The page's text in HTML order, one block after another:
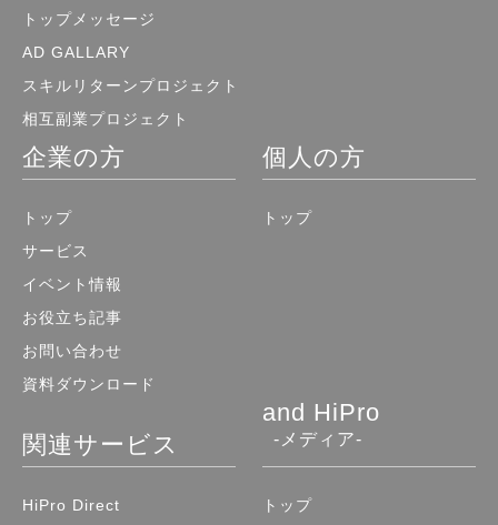
トップメッセージ
AD GALLARY
スキルリターンプロジェクト
相互副業プロジェクト
企業の方
トップ
サービス
イベント情報
お役立ち記事
お問い合わせ
資料ダウンロード
個人の方
トップ
関連サービス
HiPro Direct
and HiPro
-メディア-
トップ